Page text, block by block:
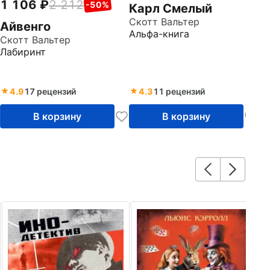
1 106 2 212 -50%
Айвенго
Скотт Вальтер
Лабиринт
4.917 рецензий
В корзину
Карл Смелый
Скотт Вальтер
Альфа-книга
4.311 рецензий
В корзину